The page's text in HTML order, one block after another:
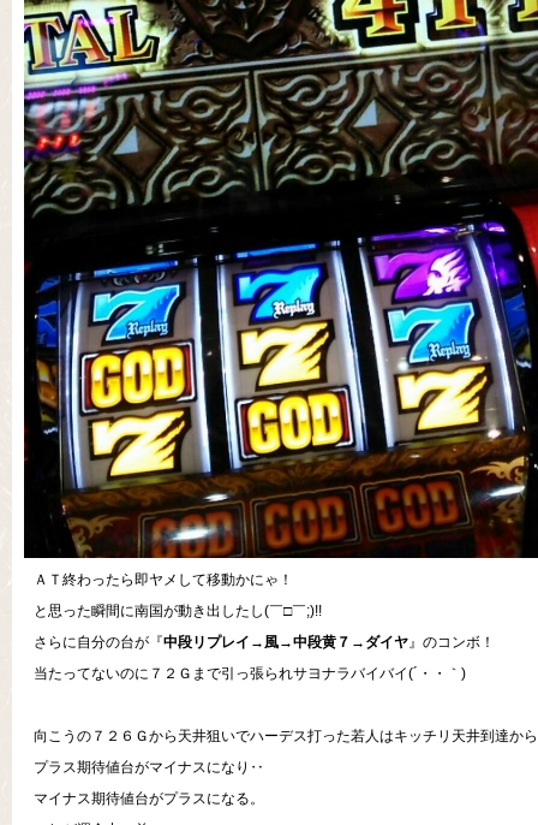
ＡＴ終わったら即ヤメして移動かにゃ！
と思った瞬間に南国が動き出したし(￣□￣;)!!
さらに自分の台が『中段リプレイ→風→中段黄７→ダイヤ』のコンボ！
当たってないのに７２Ｇまで引っ張られサヨナラバイバイ(´・・｀)
向こうの７２６Ｇから天井狙いでハーデス打った若人はキッチリ天井到達か
プラス期待値台がマイナスになり‥
マイナス期待値台がプラスになる。